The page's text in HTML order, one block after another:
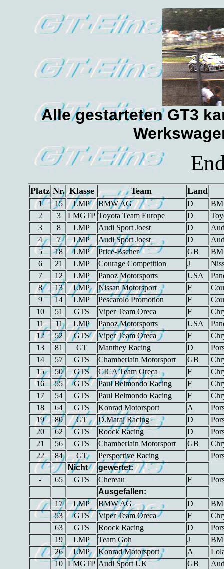
Alle gestarteten GT3
Platz Nr. Klasse Team Land
1 15 LMP BMW AG D
2
3 LMGTP Toyota Team Europe D
3
8 LMP Audi Sport Joest D
4
7 LMP Audi Sport Joest D
5
18 LMP Price-Bscher GB
6
21 LMP Courage Competition J
7
12 LMP Panoz Motorsports USA
8
13 LMP Nissan Motorsport F
9
14 LMP Pescarolo Promotion F
10
51 GTS Viper Team Oreca F
11
11 LMP Panoz Motorsports USA
12
52 GTS Viper Team Oreca F
13
81 GT Manthey Racing D
14
57 GTS Chamberlain Motorsport GB
15
50 GTS CICA Team Oreca F
16
55 GTS Paul Belmondo Racing F
17
54 GTS Paul Belmondo Racing F
18
64 GTS Konrad Motorsport A
19
80 GT D.Maraj Racing D
20
62 GTS Roock Racing D
21
56 GTS Chamberlain Motorsport GB
22
84 GT Perspective Racing
Nicht
gewertet:
-
65 GTS Chereau F
Ausgefallen:
17
LMP BMW AG D
53
GTS Viper Team Oreca F
63
GTS Roock Racing D
19
LMP Team Goh J
26
LMP Konrad Motorsport A
10 LMGTP Audi Sport UK GB